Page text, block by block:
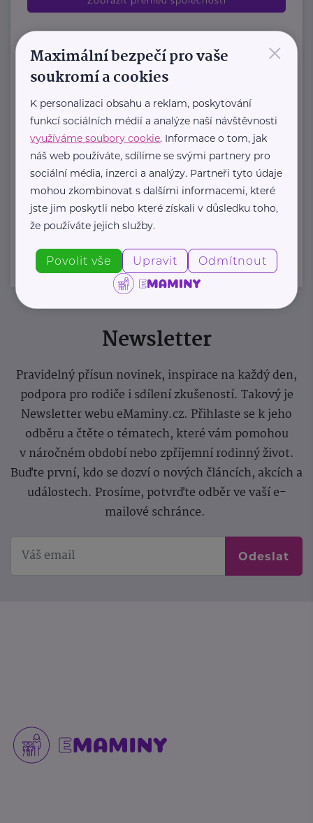
Newsletter
Pravidelný přísun novinek, inspirace na každý den,
podpora pro rodiče i sdílení zkušeností. Takový je
Newsletter webu eMaminy.cz. Přihlaste se k jeho
odběru a čtěte o tématech, které vám pomohou
v náročném období nebo zpříjemní rodinný život.
Buďte první, kdo se dozví o nových článcích, akcích a
událostech. Prosíme, potvrďte odběr ve vaší e-
mailové schránce.
Odeslat
×
Maximální bezpečí pro vaše
soukromí a cookies
K personalizaci obsahu a reklam, poskytování
funkcí sociálních médií a analýze naší návštěvnosti
využíváme soubory cookie. Informace o tom, jak
náš web používáte, sdílíme se svými partnery pro
sociální média, inzerci a analýzy. Partneři tyto údaje
mohou zkombinovat s dalšími informacemi, které
jste jim poskytli nebo které získali v důsledku toho,
že používáte jejich služby.
Povolit vše Upravit Odmítnout